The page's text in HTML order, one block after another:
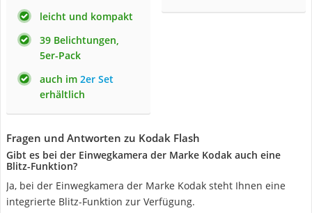
leicht und kompakt
39 Belichtungen,
5er-Pack
auch im 2er Set
erhältlich
Fragen und Antworten zu Kodak Flash
Gibt es bei der Einwegkamera der Marke Kodak auch eine
Blitz-Funktion?
Ja, bei der Einwegkamera der Marke Kodak steht Ihnen eine
integrierte Blitz-Funktion zur Verfügung.